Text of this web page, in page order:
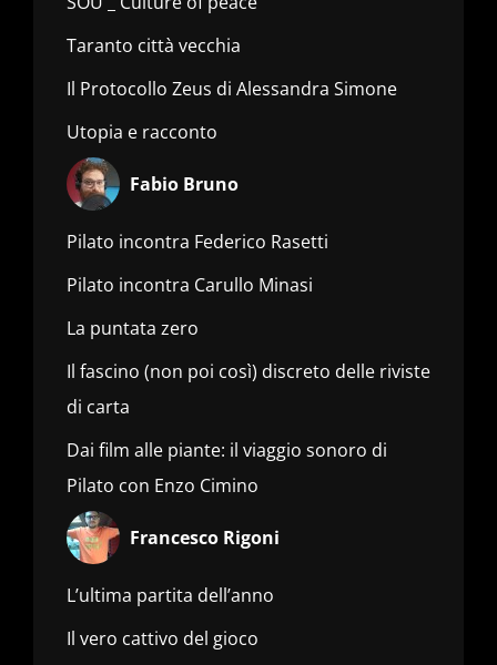
Taranto città vecchia
Il Protocollo Zeus di Alessandra Simone
Utopia e racconto
Fabio Bruno
Pilato incontra Federico Rasetti
Pilato incontra Carullo Minasi
La puntata zero
Il fascino (non poi così) discreto delle riviste
di carta
Dai film alle piante: il viaggio sonoro di
Pilato con Enzo Cimino
Francesco Rigoni
L’ultima partita dell’anno
Il vero cattivo del gioco